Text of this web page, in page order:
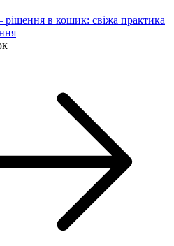
в кошик: свіжа практика